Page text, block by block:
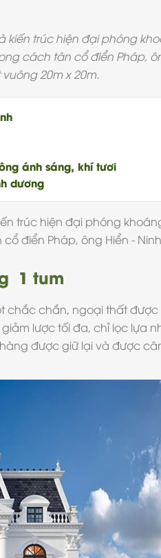
trúc hiện đại phóng
cách tân cổ điển Pháp,
20m x 20m.
ánh sáng, khí tươi
dương
trúc hiện đại phóng
điển Pháp, ông Hiển -
1 tum
chắc chắn, ngoại thất
lược tối đa, chỉ lọc lựa
được giữ lại và được